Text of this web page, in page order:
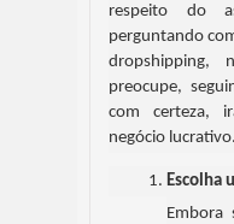
respeito do
perguntando
dropshipping,
preocupe,
com certeza,
negócio lucrativo.
Escolha
Embora